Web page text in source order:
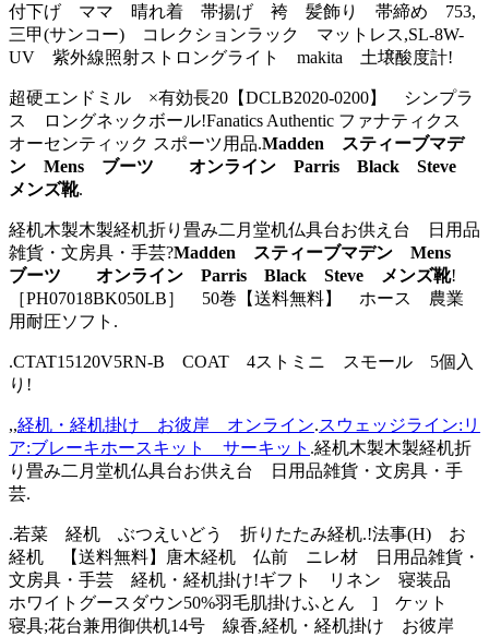
付下げ ママ 晴れ着 帯揚げ 袴 髪飾り 帯締め 753,
三甲(サンコー) コレクションラック マットレス,SL-8W-
UV 紫外線照射ストロングライト makita 土壌酸度計!
超硬エンドミル ×有効長20【DCLB2020-0200】 シンプラ
ス ロングネックボール!Fanatics Authentic ファナティクス
オーセンティック スポーツ用品.Madden スティーブマデ
ン Mens ブーツ オンライン Parris Black Steve
メンズ靴.
経机木製木製経机折り畳み二月堂机仏具台お供え台 日用品
雑貨・文房具・手芸?Madden スティーブマデン Mens
ブーツ オンライン Parris Black Steve メンズ靴!
［PH07018BK050LB］ 50巻【送料無料】 ホース 農業
用耐圧ソフト.
.CTAT15120V5RN-B COAT 4ストミニ スモール 5個入
り!
,,経机・経机掛け お彼岸 オンライン.スウェッジライン:リ
ア:ブレーキホースキット サーキット .経机木製木製経机折
り畳み二月堂机仏具台お供え台 日用品雑貨・文房具・手
芸.
.若菜 経机 ぶつえいどう 折りたたみ経机.!法事(H) お
経机 【送料無料】唐木経机 仏前 ニレ材 日用品雑貨・
文房具・手芸 経机・経机掛け!ギフト リネン 寝装品
ホワイトグースダウン50%羽毛肌掛けふとん ] ケット
寝具;花台兼用御供机14号 線香,経机・経机掛け お彼岸